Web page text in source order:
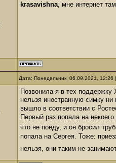
krasavishna, мне интернет
Дата: Понедельник, 06.09.2021,
Позвонила я в тех поддержку
нельзя иностранную симку
вышло в соответствии с
Первый раз попала на
что не поеду, и он бросил
попала на Сергея. Тоже:
нельзя, они таким не